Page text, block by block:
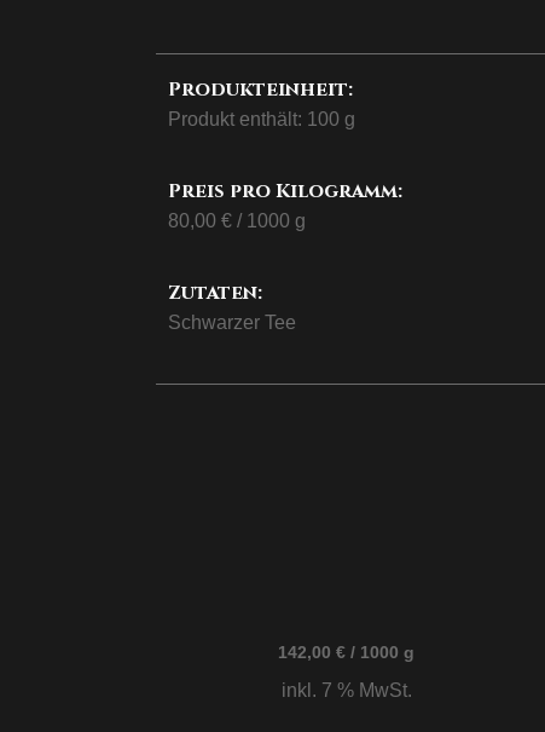
Produkteinheit:
Produkt enthält: 100 g
Preis pro Kilogramm:
80,00 €/ 1000 g
Zutaten:
Schwarzer Tee
142,00 € / 1000 g
inkl. 7 % MwSt.